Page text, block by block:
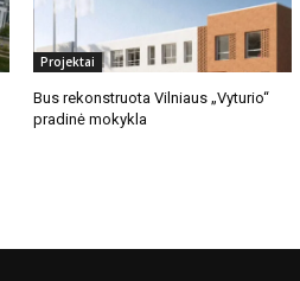
Projektai
Bus rekonstruota Vilniaus „Vyturio“
pradinė mokykla